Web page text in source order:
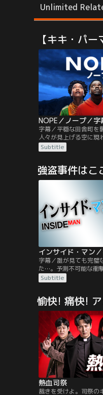
Unlimited
【キキ・パ
NOPE／ノープ／字
字幕／平穏な田舎町を
人々が見上げる空に現
悪の奇跡がやってくる
を受け継いだOJは、父
衝突死とされているの
奇跡”が起こり得るのだ
OJはこの事故の際に
Subtitle
強盗事件はこ
インサイド・マン
字幕／誰が見ても完璧
た…。予測不可能な衝
ッタンの銀行で強盗事
な犯人グループのリー
乱する。交渉の糸口が
捜査官フレイジャー。
罪”の謎とは？
Subtitle
愉快! 痛快!
熱血司祭
裁きを受けよ。司祭の